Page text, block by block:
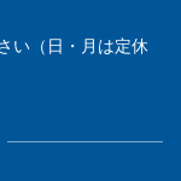
い（日・月は定休